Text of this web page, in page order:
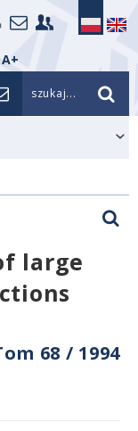
szukaj...
large
68 / 1994